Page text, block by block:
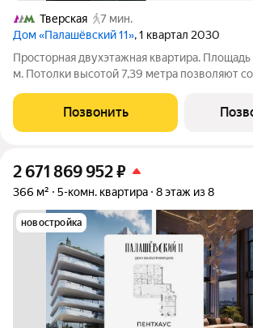
Тверская
7 мин.
Дом «Палашёвский 11», 1 квартал 2030
Просторная двухэтажная квартира.
м. Потолки высотой 7,39 метра позволяют
стиль и характер. Панорамные окна на
позволяют наслаждаться видами и
Позвонить
2 671 869 952₽
366 м² 5-комн. квартира 8 этаж из 8
новостройка